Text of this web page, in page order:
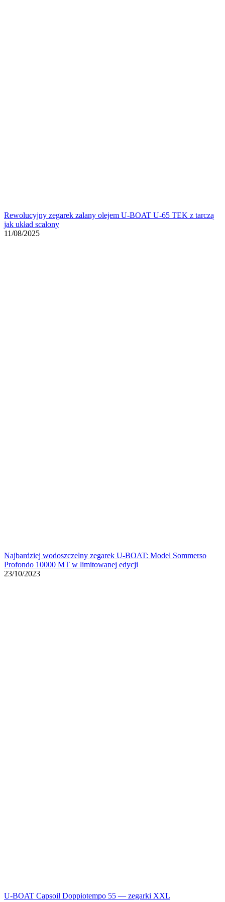
Rewolucyjny zegarek zalany olejem U-BOAT U-65 TEK z tarczą
jak układ scalony
11/08/2025
Najbardziej wodoszczelny zegarek U-BOAT: Model Sommerso
Profondo 10000 MT w limitowanej edycji
23/10/2023
U-BOAT Capsoil Doppiotempo 55 — zegarki XXL